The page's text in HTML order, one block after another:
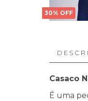
30% OFF
Casaco
É uma